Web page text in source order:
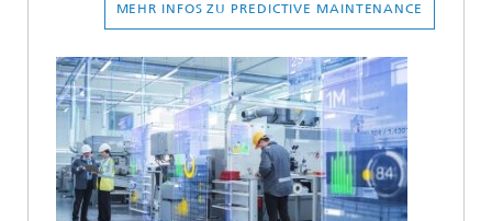
MEHR INFOS ZU PREDICTIVE MAINTENANCE